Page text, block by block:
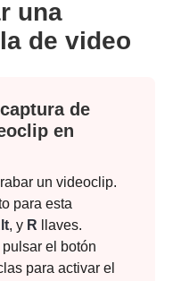
una
de video
de
en
un videoclip.
para esta
, y R
llaves.
el botón
para activar el